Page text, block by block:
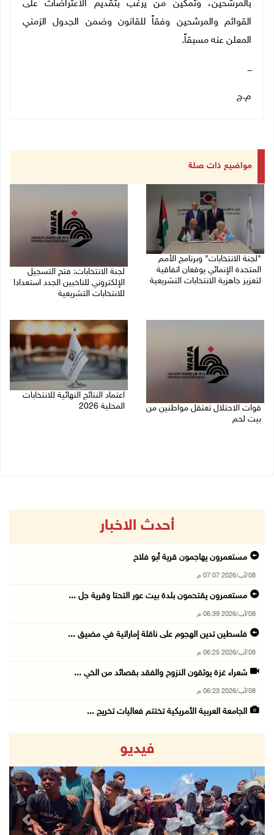
بالمرشحين، وتمكين من يرغب بتقديم الاعتراضات على
القوائم والمرشحين وفقاً للقانون وضمن الجدول الزمني
المعلن عنه مسبقاً.
ـــ
م.ج
مواضيع ذات صلة
"لجنة الانتخابات" وبرنامج الأمم
المتحدة الإنمائي يوقعان اتفاقية
لتعزيز جاهزية الانتخابات التشريعية
لجنة الانتخابات: فتح التسجيل
الإلكتروني للناخبين الجدد استعدادا
للانتخابات التشريعية
قوات الاحتلال تعتقل مواطنين من
بيت لحم
اعتماد النتائج النهائية للانتخابات
المحلية 2026
أحدث الاخبار
مستعمرون يهاجمون قرية أبو فلاح
08/آب/2026 07:07 م
مستعمرون يقتحمون بلدة بيت عور التحتا وقرية جل ...
08/آب/2026 06:39 م
فلسطين تدين الهجوم على ناقلة إماراتية في مضيق ...
08/آب/2026 06:25 م
شعراء غزة يوثقون النزوح والفقد بقصائد من الخي ...
08/آب/2026 06:23 م
الجامعة العربية الأمريكية تختتم فعاليات تخريج ...
إصابات بالاختناق خلال اقتحام الاحتلال قرية ال ...
08/آب/2026 05:52 م
الحايك: نقود جهودا وطنية لحماية المواقع الأثر ...
08/آب/2026 04:50 م
أطفال مبتورو الأطراف يتحدّون الألم بكرة القدم ...
فيديو
Next